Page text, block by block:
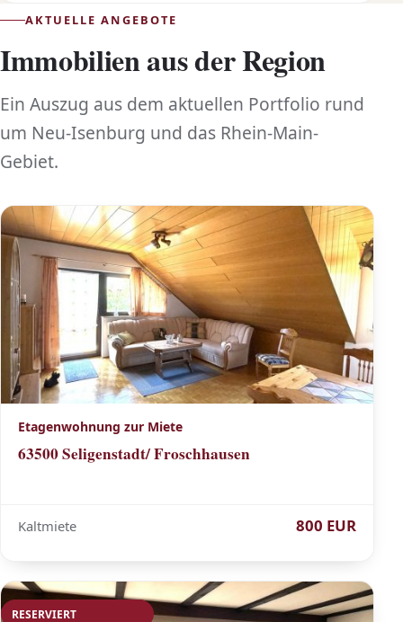
AKTUELLE ANGEBOTE
Immobilien aus der Region
Ein Auszug aus dem aktuellen Portfolio rund
um Neu-Isenburg und das Rhein-Main-
Gebiet.
Etagenwohnung zur Miete
63500 Seligenstadt/ Froschhausen
Kaltmiete 800 EUR
RESERVIERT